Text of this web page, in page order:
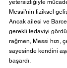
yetersizliğiyle
Messi'nin fiziksel
Ancak ailesi ve
gerekli tedaviyi
rağmen, Messi hızı,
sayesinde kendini
başardı.